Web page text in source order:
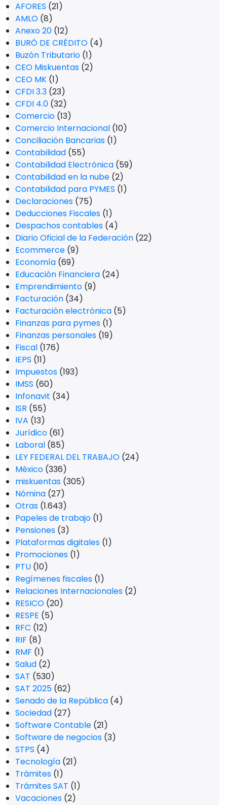
AFORES (21)
AMLO (8)
Anexo 20 (12)
BURÓ DE CRÉDITO (4)
Buzón Tributario (1)
CEO Miskuentas (2)
CEO MK (1)
CFDI 3.3 (23)
CFDI 4.0 (32)
Comercio (13)
Comercio Internacional (10)
Conciliación Bancarias (1)
Contabilidad (55)
Contabilidad Electrónica (59)
Contabilidad en la nube (2)
Contabilidad para PYMES (1)
Declaraciones (75)
Deducciones Fiscales (1)
Despachos contables (4)
Diario Oficial de la Federación (22)
Ecommerce (9)
Economía (69)
Educación Financiera (24)
Emprendimiento (9)
Facturación (34)
Facturación electrónica (5)
Finanzas para pymes (1)
Finanzas personales (19)
Fiscal (176)
IEPS (11)
Impuestos (193)
IMSS (60)
Infonavit (34)
ISR (55)
IVA (13)
Jurídico (61)
Laboral (85)
LEY FEDERAL DEL TRABAJO (24)
México (336)
miskuentas (305)
Nómina (27)
Otras (1.643)
Papeles de trabajo (1)
Pensiones (3)
Plataformas digitales (1)
Promociones (1)
PTU (10)
Regímenes fiscales (1)
Relaciones Internacionales (2)
RESICO (20)
RESPE (5)
RFC (12)
RIF (8)
RMF (1)
Salud (2)
SAT (530)
SAT 2025 (62)
Senado de la República (4)
Sociedad (27)
Software Contable (21)
Software de negocios (3)
STPS (4)
Tecnología (21)
Trámites (1)
Trámites SAT (1)
Vacaciones (2)